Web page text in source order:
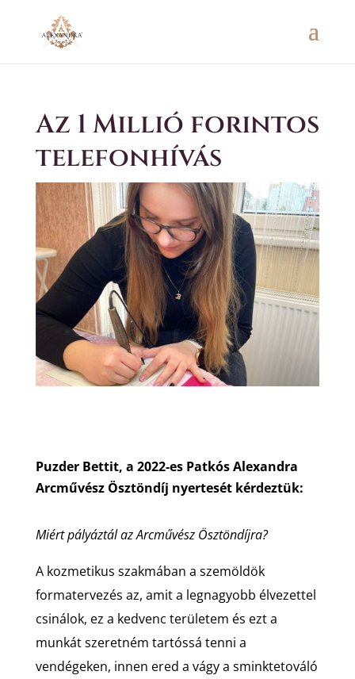
Az 1 Millió forintos
telefonhívás
Puzder Bettit, a 2022-es Patkós Alexandra
Arcművész Ösztöndíj nyertesét kérdeztük:
Miért pályáztál az Arcművész Ösztöndíjra?
A kozmetikus szakmában a szemöldök
formatervezés az, amit a legnagyobb élvezettel
csinálok, ez a kedvenc területem és ezt a
munkát szeretném tartóssá tenni a
vendégeken, innen ered a vágy a sminktetováló